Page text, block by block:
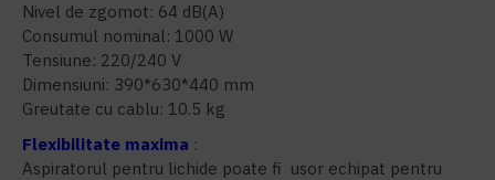
Nivel de zgomot: 64 dB(A)
Consumul nominal: 1000 W
Tensiune: 220/240 V
Dimensiuni: 390*630*440 mm
Greutate cu cablu: 10.5 kg
Flexibilitate maxima :
Aspiratorul pentru lichide poate fi usor echipat pentru